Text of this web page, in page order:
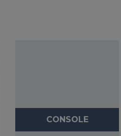
rafturile Element
pe podea, dar sigur nu
simpla: Rafturile de la
pentru toate camerele
individual si se disting
Asadar este foarte usor sa
CONSOLE